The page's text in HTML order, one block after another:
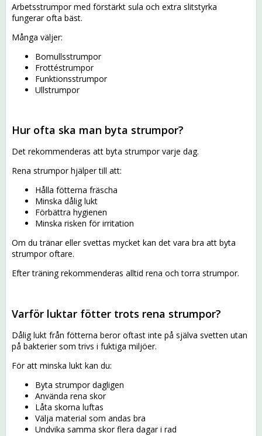
Arbetsstrumpor med förstärkt sula och extra slitstyrka
fungerar ofta bäst.
Många väljer:
Bomullsstrumpor
Frottéstrumpor
Funktionsstrumpor
Ullstrumpor
Hur ofta ska man byta strumpor?
Det rekommenderas att byta strumpor varje dag.
Rena strumpor hjälper till att:
Hålla fötterna fräscha
Minska dålig lukt
Förbättra hygienen
Minska risken för irritation
Om du tränar eller svettas mycket kan det vara bra att byta
strumpor oftare.
Efter träning rekommenderas alltid rena och torra strumpor.
Varför luktar fötter trots rena strumpor?
Dålig lukt från fötterna beror oftast inte på själva svetten utan
på bakterier som trivs i fuktiga miljöer.
För att minska lukt kan du:
Byta strumpor dagligen
Använda rena skor
Låta skorna luftas
Välja material som andas bra
Undvika samma skor flera dagar i rad